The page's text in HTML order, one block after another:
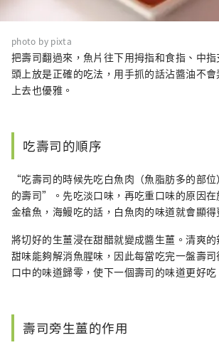
photo by pixta
把壽司翻過來，魚片往下用拇指和食指、中
頭上放是正確的吃法，用手抓的話沾醬油不
上去也優雅。
吃壽司的順序
“吃壽司的時候先吃白魚肉（魚脂肪多的部
的壽司”。先吃淡口味，再吃重口味的原因
金槍魚，海鰻吃的話，白魚肉的味道就會顯得
將切好的生薑浸在甜醋就變成醬生薑。清爽
甜味能夠解消魚腥味，因此每當吃完一盤壽
口中的味道歸零，使下一個壽司的味道更好吃
壽司旁生薑的作用